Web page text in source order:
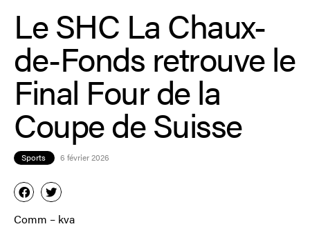
Le SHC La Chaux-
de-Fonds retrouve le
Final Four de la
Coupe de Suisse
Sports 6 février 2026
Comm – kva